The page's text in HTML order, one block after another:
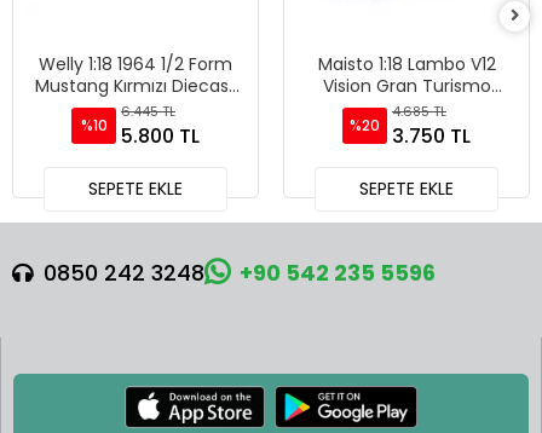
Welly 1:18 1964 1/2 Form
Mustang Kırmızı Diecast
Model Araba - 12519H-W
%10
6.445 TL
5.800 TL
SEPETE EKLE
Maisto 1:18 Lambo V12
Vision Gran Turismo
Diecast Model Araba
Turuncu - 36454
%20
4.685 TL
3.750 TL
SEPETE EKLE
0850 242 3248 +90 542 235 5596